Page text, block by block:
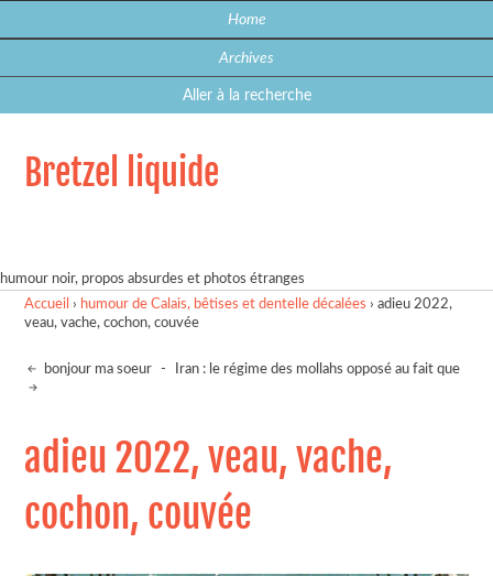
Home
Archives
Aller à la recherche
Bretzel liquide
humour noir, propos absurdes et photos étranges
Accueil › humour de Calais, bêtises et dentelle décalées ›adieu 2022,
veau, vache, cochon, couvée
bonjour ma soeur - Iran : le régime des mollahs opposé au fait que
adieu 2022, veau, vache,
cochon, couvée